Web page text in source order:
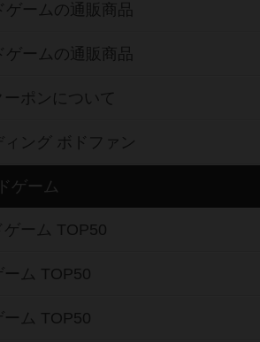
ームの通販商品
ームの通販商品
ポンについて
ング ボドファン
ゲーム
ーム TOP50
ーム TOP50
ム TOP50